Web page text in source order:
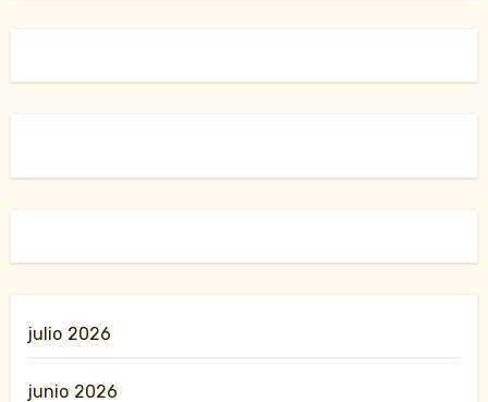
julio 2026
junio 2026